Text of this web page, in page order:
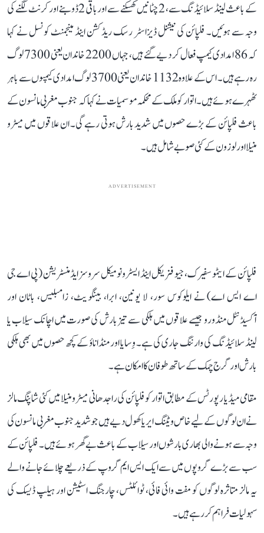
کے باعث لینڈ سلائیڈنگ سے، 2 چٹانیں کھسکنے سے اور باقی 2 ڈوبنے اور کرنٹ لگنے کی
وجہ سے ہوئیں۔ فلپائن کی نیشنل ڈیزاسٹر رسک ریڈکشن اینڈ مینجمنٹ کونسل نے کہا
کہ 86 امدادی کیمپ فعال کر دیے گئے ہیں، جہاں 2200 خاندان یعنی 7300 لوگ
رہ رہے ہیں۔ اس کے علاوہ 1132 خاندان یعنی 3700 لوگ امدادی کیمپوں سے باہر
ٹھہرے ہوئے ہیں۔ اتوار کو ملک کے محکمہ موسمیات نے کہا کہ جنوب مغربی مانسون کے
باعث فلپائن کے بڑے حصوں میں شدید بارش ہوتی رہے گی۔ ان علاقوں میں میٹرو
منیلا اور لوزون کے کئی صوبے شامل ہیں۔
ADVERTISEMENT
فلپائن کے ایٹموسفیرک، جیو فزیکل اینڈ ایسٹرونومیکل سروسز ایڈمنسٹریشن (پی اے جی
اے ایس اے) نے ایلوکوس سور، لا یونین، ابرا، بینگویٹ، زامبلیس، باٹان اور
آکسیڈنٹل منڈورو جیسے علاقوں میں ہلکی سے تیز بارش کی صورت میں اچانک سیلاب یا
لینڈ سلائیڈنگ کی وارننگ جاری کی ہے۔ وِسایا اور منڈاناؤ کے کچھ حصوں میں بھی ہلکی
بارش اور گرج چمک کے ساتھ طوفان کا امکان ہے۔
مقامی میڈیا رپورٹس کے مطابق اتوار کو فلپائن کی راجدھانی میٹرو منیلا میں کئی شاپنگ مالز
نے ان لوگوں کے لیے خاص ویٹنگ ایریا کھول دیے ہیں جو شدید جنوب مغربی مانسون کی
وجہ سے ہونے والی بھاری بارشوں اور سیلاب کے باعث بے گھر ہوئے ہیں۔ فلپائن کے
سب سے بڑے گروپوں میں سے ایک ایس ایم گروپ کے ذریعے چلائے جانے والے
یہ مالز متاثرہ لوگوں کو مفت وائی فائی، ٹوائلٹس، چارجنگ اسٹیشن اور ہیلپ ڈیسک کی
سہولیات فراہم کر رہے ہیں۔